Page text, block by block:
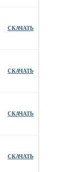
СКАЧАТЬ
СКАЧАТЬ
СКАЧАТЬ
СКАЧАТЬ